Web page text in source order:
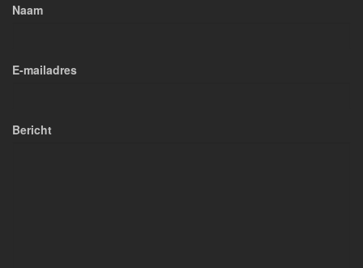
Naam
E-mailadres
Bericht